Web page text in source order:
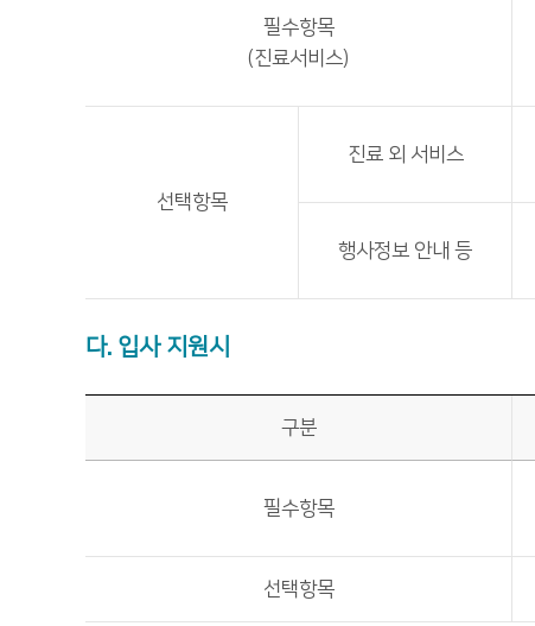
필수항목
(진료서비스)
선택항목
진료 외 서비스
행사정보 안내 등
다. 입사 지원시
구분
필수항목
선택항목